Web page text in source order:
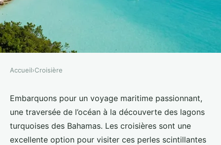
Quelles croisières offrent des
excursions pour découvrir les
lagons turquoises aux Bahamas?
Accueil›Croisière
Embarquons pour un voyage maritime passionnant,
une traversée de l’océan à la découverte des lagons
turquoises des Bahamas. Les croisières sont une
excellente option pour visiter ces perles scintillantes